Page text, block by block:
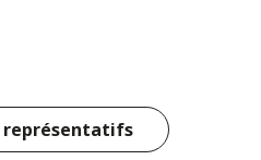
représentatifs